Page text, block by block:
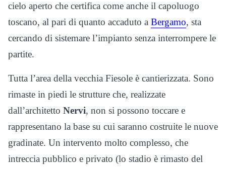
cielo aperto che certifica come anche il capoluogo
toscano, al pari di quanto accaduto a Bergamo, sta
cercando di sistemare l’impianto senza interrompere le
partite.
Tutta l’area della vecchia Fiesole è cantierizzata. Sono
rimaste in piedi le strutture che, realizzate
dall’architetto Nervi, non si possono toccare e
rappresentano la base su cui saranno costruite le nuove
gradinate. Un intervento molto complesso, che
intreccia pubblico e privato (lo stadio è rimasto del